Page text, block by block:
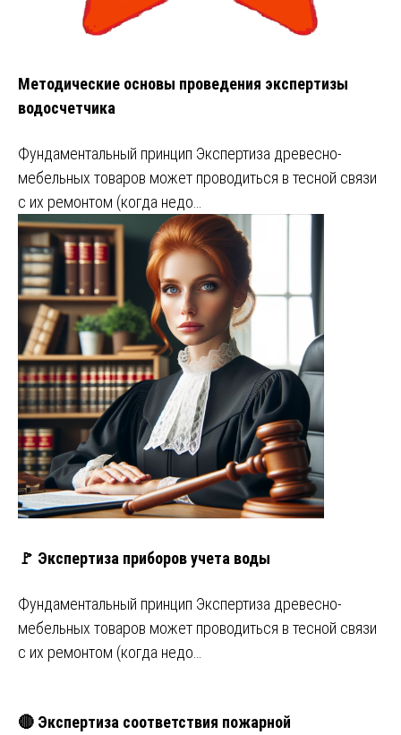
Методические основы проведения экспертизы
водосчетчика
Фундаментальный принцип Экспертиза древесно-
мебельных товаров может проводиться в тесной связи
с их ремонтом (когда недо…
🚩 Экспертиза приборов учета воды
Фундаментальный принцип Экспертиза древесно-
мебельных товаров может проводиться в тесной связи
с их ремонтом (когда недо…
🔴 Экспертиза соответствия пожарной